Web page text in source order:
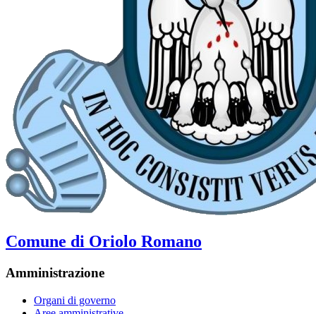
Comune di Oriolo Romano
Amministrazione
Organi di governo